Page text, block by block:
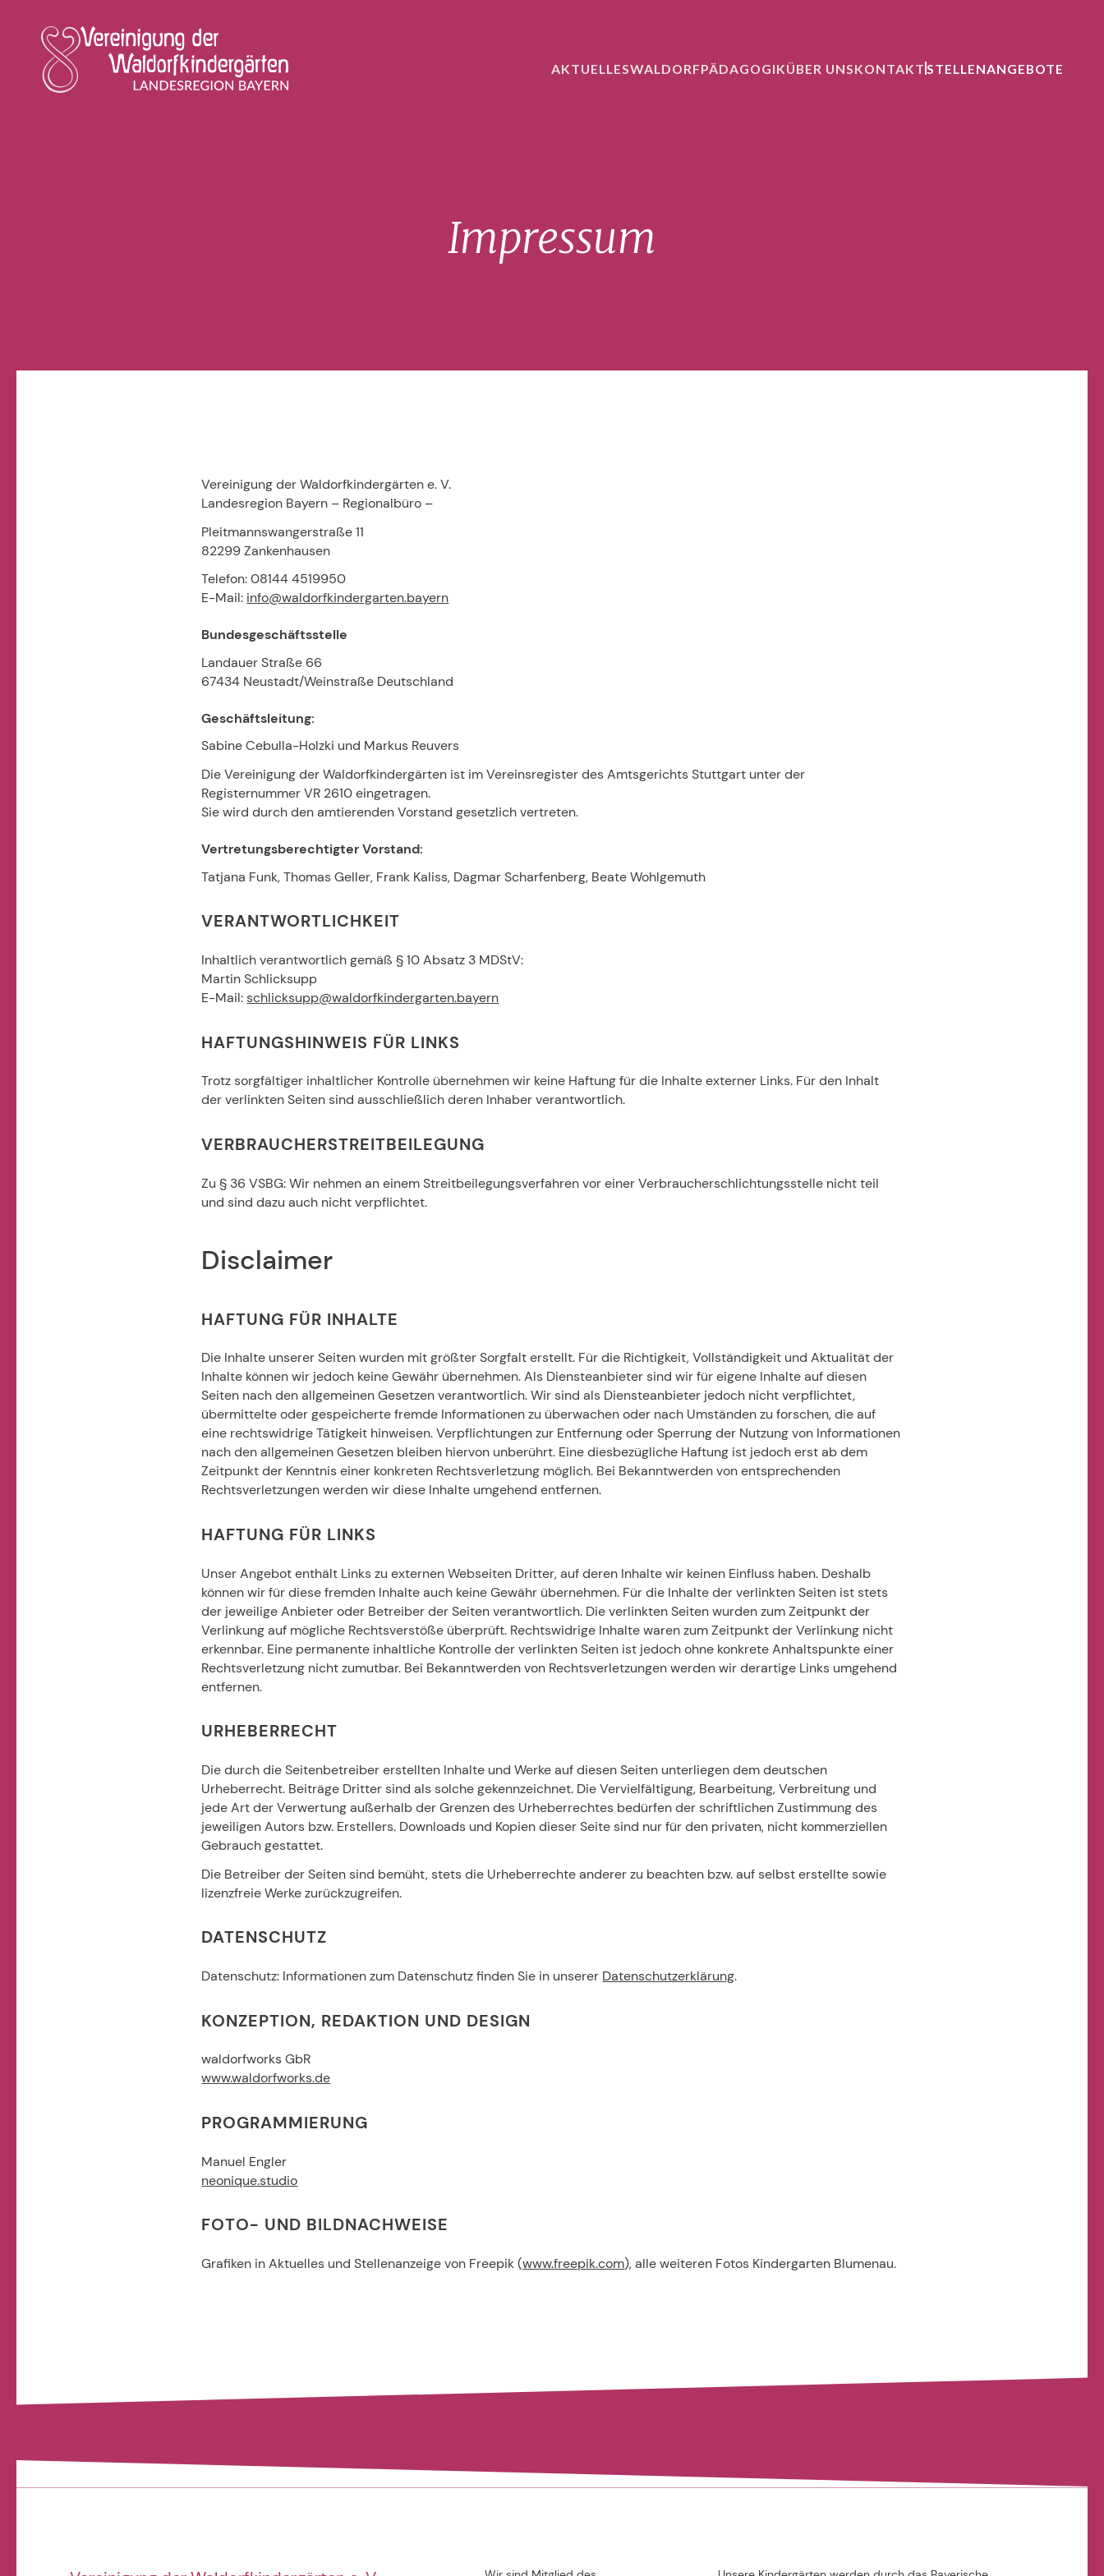
AKTUELLESWALDORFPÄDAGOGIKÜBER UNSKONTAKT STELLENANGEBOTE
Impressum
Vereinigung der Waldorfkindergärten e. V.
Landesregion Bayern – Regionalbüro –
Pleitmannswangerstraße 11
82299 Zankenhausen
Telefon: 08144 4519950
E-Mail: info@waldorfkindergarten.bayern
Bundesgeschäftsstelle
Landauer Straße 66
67434 Neustadt/Weinstraße Deutschland
Geschäftsleitung:
Sabine Cebulla-Holzki und Markus Reuvers
Die Vereinigung der Waldorfkindergärten ist im Vereinsregister des Amtsgerichts Stuttgart unter der
Registernummer VR 2610 eingetragen.
Sie wird durch den amtierenden Vorstand gesetzlich vertreten.
Vertretungsberechtigter Vorstand:
Tatjana Funk, Thomas Geller, Frank Kaliss, Dagmar Scharfenberg, Beate Wohlgemuth
VERANTWORTLICHKEIT
Inhaltlich verantwortlich gemäß § 10 Absatz 3 MDStV:
Martin Schlicksupp
E-Mail:schlicksupp@waldorfkindergarten.bayern
HAFTUNGSHINWEIS FÜR LINKS
Trotz sorgfältiger inhaltlicher Kontrolle übernehmen wir keine Haftung für die Inhalte externer Links. Für den Inhalt
der verlinkten Seiten sind ausschließlich deren Inhaber verantwortlich.
VERBRAUCHERSTREITBEILEGUNG
Zu § 36 VSBG: Wir nehmen an einem Streitbeilegungsverfahren vor einer Verbraucherschlichtungsstelle nicht teil
und sind dazu auch nicht verpflichtet.
Disclaimer
HAFTUNG FÜR INHALTE
Die Inhalte unserer Seiten wurden mit größter Sorgfalt erstellt. Für die Richtigkeit, Vollständigkeit und Aktualität der
Inhalte können wir jedoch keine Gewähr übernehmen. Als Diensteanbieter sind wir für eigene Inhalte auf diesen
Seiten nach den allgemeinen Gesetzen verantwortlich. Wir sind als Diensteanbieter jedoch nicht verpflichtet,
übermittelte oder gespeicherte fremde Informationen zu überwachen oder nach Umständen zu forschen, die auf
eine rechtswidrige Tätigkeit hinweisen. Verpflichtungen zur Entfernung oder Sperrung der Nutzung von Informationen
nach den allgemeinen Gesetzen bleiben hiervon unberührt. Eine diesbezügliche Haftung ist jedoch erst ab dem
Zeitpunkt der Kenntnis einer konkreten Rechtsverletzung möglich. Bei Bekanntwerden von entsprechenden
Rechtsverletzungen werden wir diese Inhalte umgehend entfernen.
HAFTUNG FÜR LINKS
Unser Angebot enthält Links zu externen Webseiten Dritter, auf deren Inhalte wir keinen Einfluss haben. Deshalb
können wir für diese fremden Inhalte auch keine Gewähr übernehmen. Für die Inhalte der verlinkten Seiten ist stets
der jeweilige Anbieter oder Betreiber der Seiten verantwortlich. Die verlinkten Seiten wurden zum Zeitpunkt der
Verlinkung auf mögliche Rechtsverstöße überprüft. Rechtswidrige Inhalte waren zum Zeitpunkt der Verlinkung nicht
erkennbar. Eine permanente inhaltliche Kontrolle der verlinkten Seiten ist jedoch ohne konkrete Anhaltspunkte einer
Rechtsverletzung nicht zumutbar. Bei Bekanntwerden von Rechtsverletzungen werden wir derartige Links umgehend
entfernen.
URHEBERRECHT
Die durch die Seitenbetreiber erstellten Inhalte und Werke auf diesen Seiten unterliegen dem deutschen
Urheberrecht. Beiträge Dritter sind als solche gekennzeichnet. Die Vervielfältigung, Bearbeitung, Verbreitung und
jede Art der Verwertung außerhalb der Grenzen des Urheberrechtes bedürfen der schriftlichen Zustimmung des
jeweiligen Autors bzw. Erstellers. Downloads und Kopien dieser Seite sind nur für den privaten, nicht kommerziellen
Gebrauch gestattet.
Die Betreiber der Seiten sind bemüht, stets die Urheberrechte anderer zu beachten bzw. auf selbst erstellte sowie
lizenzfreie Werke zurückzugreifen.
DATENSCHUTZ
Datenschutz: Informationen zum Datenschutz finden Sie in unserer Datenschutzerklärung.
KONZEPTION, REDAKTION UND DESIGN
waldorfworks GbR
www.waldorfworks.de
PROGRAMMIERUNG
Manuel Engler
neonique.studio
FOTO- UND BILDNACHWEISE
Grafiken in Aktuelles und Stellenanzeige von Freepik (www.freepik.com), alle weiteren Fotos Kindergarten Blumenau.